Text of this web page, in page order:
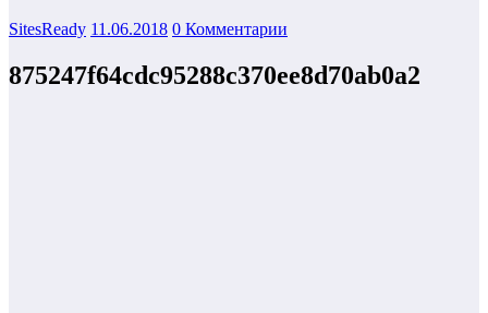
SitesReady 11.06.2018 0 Комментарии
875247f64cdc95288c370ee8d70ab0a2